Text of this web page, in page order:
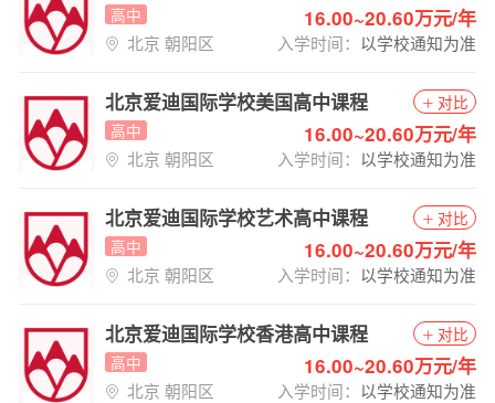
高中
北京 朝阳区 入学时间： 以学校通知为准
16.00~20.60万元/年
北京爱迪国际学校美国高中课程
高中
北京 朝阳区 入学时间： 以学校通知为准
对比
16.00~20.60万元/年
北京爱迪国际学校艺术高中课程
高中
北京 朝阳区 入学时间： 以学校通知为准
对比
16.00~20.60万元/年
北京爱迪国际学校香港高中课程
高中
北京 朝阳区 入学时间： 以学校通知为准
对比
16.00~20.60万元/年